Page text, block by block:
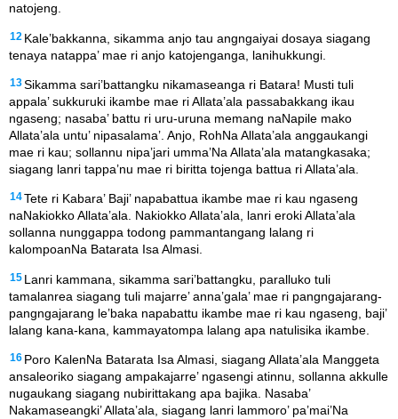
natojeng.
12 Kale’bakkanna, sikamma anjo tau angngaiyai dosaya siagang
tenaya natappa’ mae ri anjo katojenganga, lanihukkungi.
13Sikamma sari’battangku nikamaseanga ri Batara! Musti tuli
appala’ sukkuruki ikambe mae ri Allata’ala passabakkang ikau
ngaseng; nasaba’ battu ri uru-uruna memang naNapile mako
Allata’ala untu’ nipasalama’. Anjo, RohNa Allata’ala anggaukangi
mae ri kau; sollannu nipa’jari umma’Na Allata’ala matangkasaka;
siagang lanri tappa’nu mae ri biritta tojenga battua ri Allata’ala.
14Tete ri Kabara’ Baji’ napabattua ikambe mae ri kau ngaseng
naNakiokko Allata’ala. Nakiokko Allata’ala, lanri eroki Allata’ala
sollanna nunggappa todong pammantangang lalang ri
kalompoanNa Batarata Isa Almasi.
15 Lanri kammana, sikamma sari’battangku, paralluko tuli
tamalanrea siagang tuli majarre’ anna’gala’ mae ri pangngajarang-
pangngajarang le’baka napabattu ikambe mae ri kau ngaseng, baji’
lalang kana-kana, kammayatompa lalang apa natulisika ikambe.
16 Poro KalenNa Batarata Isa Almasi, siagang Allata’ala Manggeta
ansaleoriko siagang ampakajarre’ ngasengi atinnu, sollanna akkulle
nugaukang siagang nubirittakang apa bajika. Nasaba’
Nakamaseangki’ Allata’ala, siagang lanri lammoro’ pa’mai’Na